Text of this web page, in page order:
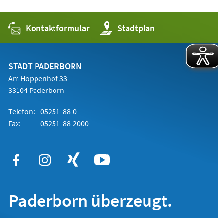
Kontaktformular Stadtplan
(Öffnet
in
einem
STADT PADERBORN
Am Hoppenhof 33
33104 Paderborn
Telefon: 05251 88-0
Fax:
05251 88-2000
Paderborn überzeugt.